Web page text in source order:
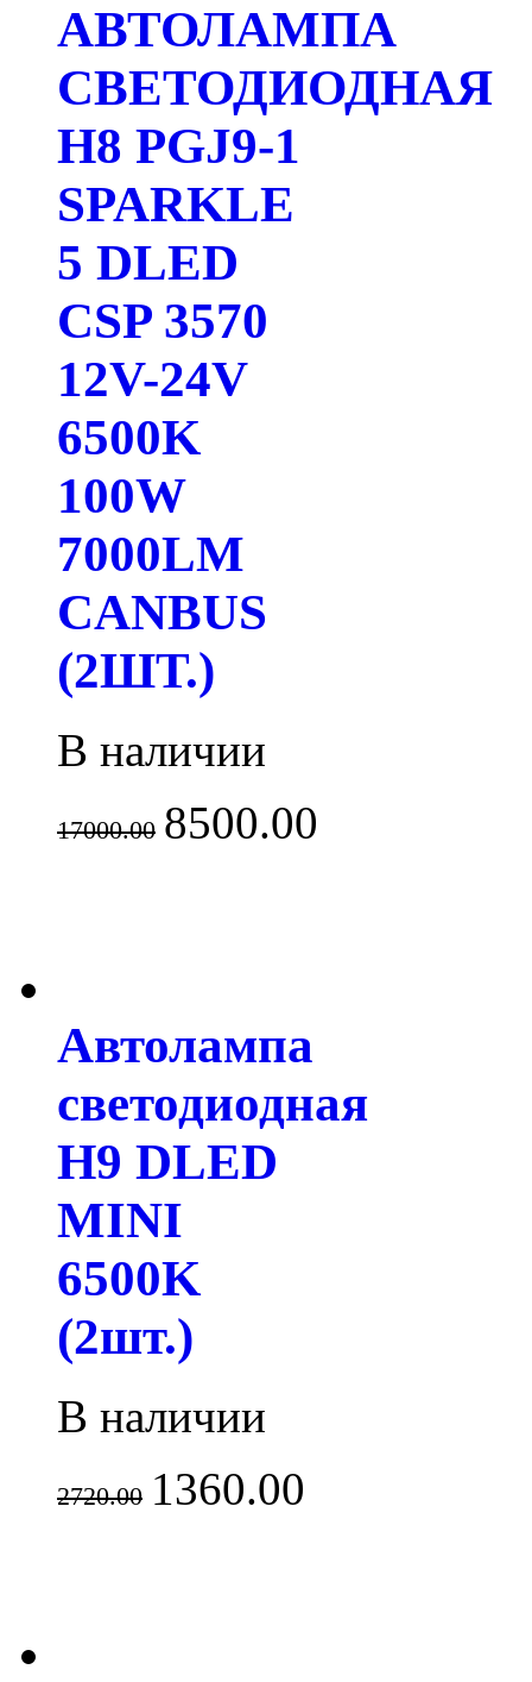
АВТОЛАМПА
СВЕТОДИОДНАЯ
H8 PGJ9-1
SPARKLE
5 DLED
CSP 3570
12V-24V
6500K
100W
7000LM
CANBUS
(2ШТ.)
В наличии
17000.00 8500.00
Автолампа
светодиодная
H9 DLED
MINI
6500K
(2шт.)
В наличии
2720.00 1360.00